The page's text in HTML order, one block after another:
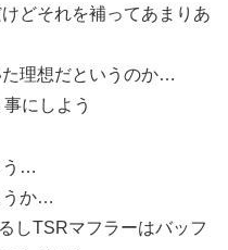
どそれを補ってあまりあ
理想だというのか…
にしよう
う…
うか…
しTSRマフラーはバッフ